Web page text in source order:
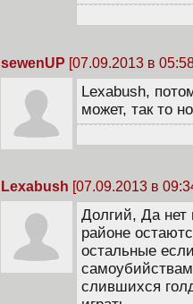
sewenUP [07.09.2013 в
Lexabush,
может, так то
Lexabush [07.09.2013 в
Долгий, Да нет
районе
остальные
слившихся